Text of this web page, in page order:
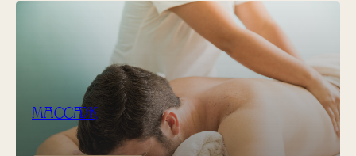
МАССАЖ